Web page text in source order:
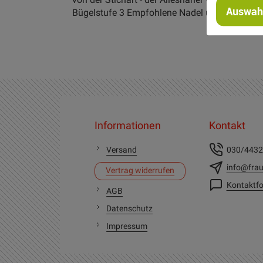
Bügelstufe 3 Empfohlene Nadel und
Informationen
Versand
Vertrag widerrufen
AGB
Datenschutz
Impressum
Kontakt
030/